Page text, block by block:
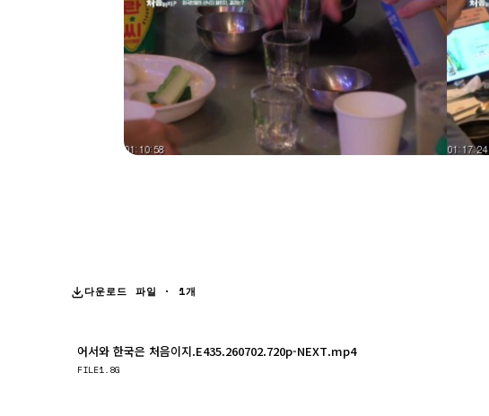
다운로드 파일 · 1개
어서와 한국은 처음이지.E435.260702.720p-NEXT.mp4
FILE1.8G